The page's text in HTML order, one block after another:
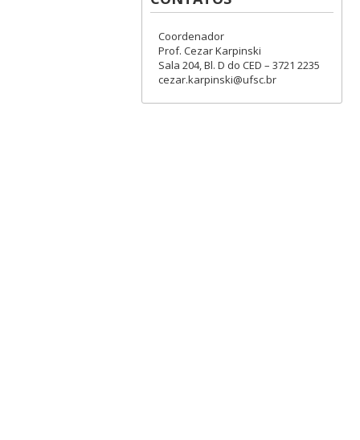
Coordenador
Prof. Cezar Karpinski
Sala 204, Bl. D do CED – 3721 2235
cezar.karpinski@ufsc.br